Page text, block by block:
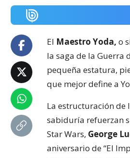
El Maestro Yoda, o
la saga de la Guerra
pequeña estatura,
que mejor define a
La estructuración de
sabiduría refuerzan
Star Wars, George
aniversario de “El